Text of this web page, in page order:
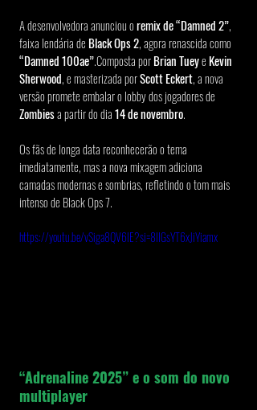
A desenvolvedora anunciou o remix de “Damned 2”,
faixa lendária de Black Ops 2, agora renascida como
“Damned 100ae”.Composta por Brian Tuey e Kevin
Sherwood, e masterizada por Scott Eckert, a nova
versão promete embalar o lobby dos jogadores de
Zombies a partir do dia 14 de novembro.
Os fãs de longa data reconhecerão o tema
imediatamente, mas a nova mixagem adiciona
camadas modernas e sombrias, refletindo o tom mais
intenso de Black Ops 7.
https://youtu.be/vSiga8QV6lE?si=8IIGsYT6xJiYiamx
“Adrenaline 2025” e o som do novo
multiplayer